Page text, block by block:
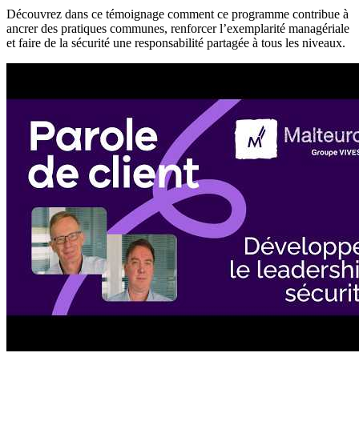
Découvrez dans ce témoignage comment ce programme contribue à
ancrer des pratiques communes, renforcer l’exemplarité managériale
et faire de la sécurité une responsabilité partagée à tous les niveaux.